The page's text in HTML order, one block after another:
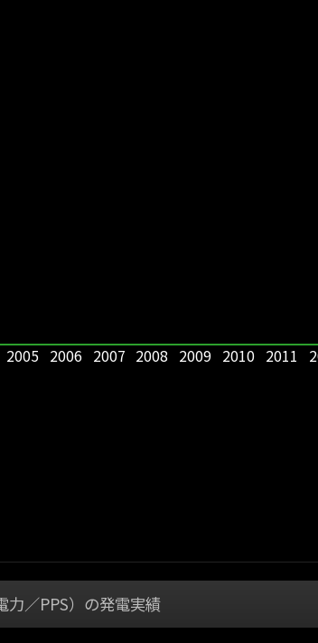
2005 2006 2007 2008 2009 2010 2011
力／PPS）の発電実績